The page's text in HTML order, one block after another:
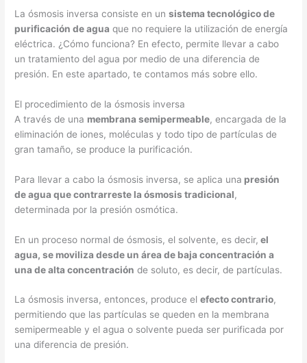
La ósmosis inversa consiste en unsistema tecnológico de
purificación de agua que no requiere la utilización de energía
eléctrica. ¿Cómo funciona? En efecto, permite llevar a cabo
un tratamiento del agua por medio de una diferencia de
presión. En este apartado, te contamos más sobre ello.
El procedimiento de la ósmosis inversa
A través de una membrana semipermeable, encargada de la
eliminación de iones, moléculas y todo tipo de partículas de
gran tamaño, se produce la purificación.
Para llevar a cabo la ósmosis inversa, se aplica una presión
de agua que contrarreste la ósmosis tradicional,
determinada por la presión osmótica.
En un proceso normal de ósmosis, el solvente, es decir, el
agua, se moviliza desde un área de baja concentración a
una de alta concentración de soluto, es decir, de partículas.
La ósmosis inversa, entonces, produce elefecto contrario,
permitiendo que las partículas se queden en la membrana
semipermeable y el agua o solvente pueda ser purificada por
una diferencia de presión.